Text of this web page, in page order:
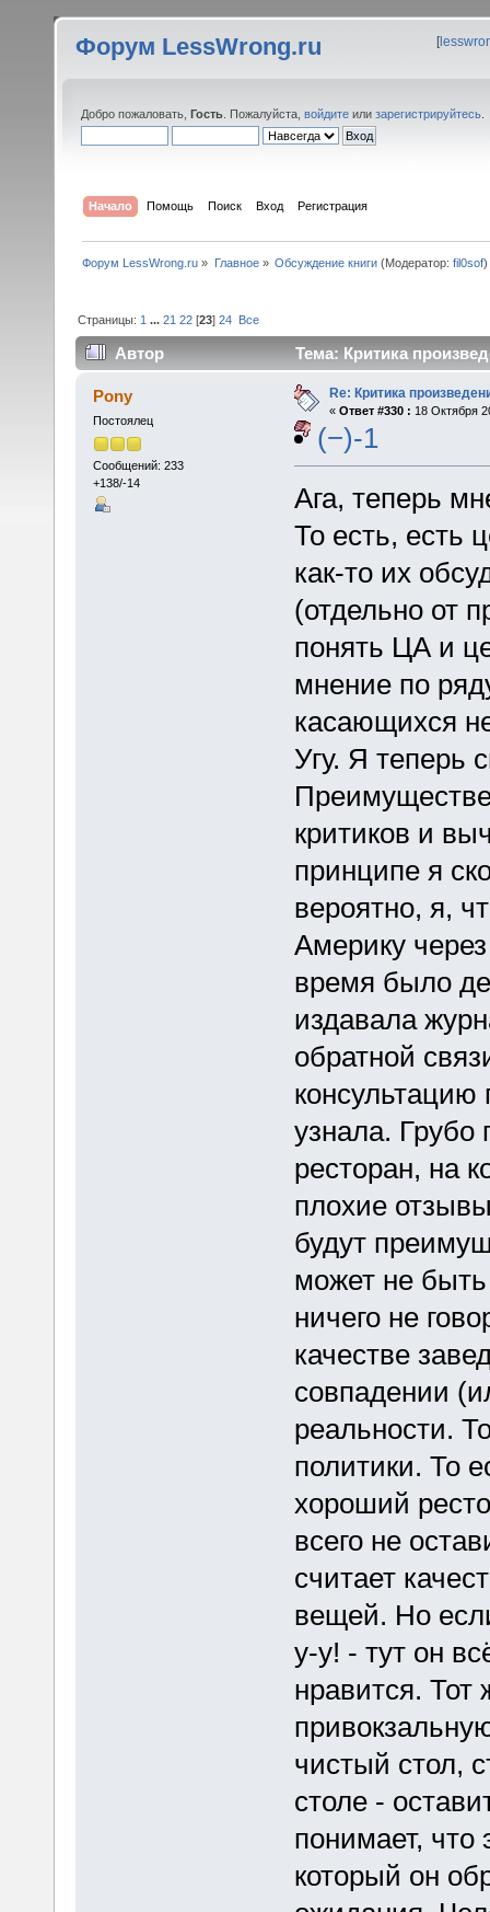
Форум LessWrong.ru [
Добро пожаловать, Гость . Пожалуйста, войдите или зарегистрируйтесь
Начало Помощь Поиск Вход Регистрация
Форум LessWrong.ru » Главное» Обсуждение книги(Модератор: fil0sof)
Страницы: 1 ...21 22 [23]24 Все
Автор Тема: Критика
Pony
Постоялец
Сообщений: 233
+138/-14
Re: Критика
« Ответ #330 : 18 Октября
(−)-1
Ага, теперь
То есть, есть
как-то их
(отдельно от
понять ЦА и
мнение по
касающихся
Угу. Я теперь
критиков и
принципе я
вероятно, я,
Америку
время было
издавала
обратной
консультацию
узнала. Грубо
ресторан, на
плохие
будут
может не
ничего не
качестве
совпадении
реальности.
политики. То
хороший
всего не
считает
вещей. Но
у-у! - тут он
нравится. Тот
чистый стол,
столе -
понимает, что
который он